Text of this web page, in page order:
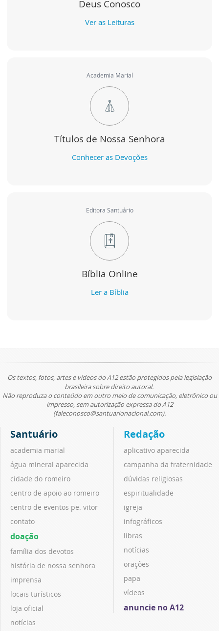
Deus Conosco
Ver as Leituras
Academia Marial
Títulos de Nossa Senhora
Conhecer as Devoções
Editora Santuário
Bíblia Online
Ler a Bíblia
Os textos, fotos, artes e vídeos do A12 estão protegidos pela legislação
brasileira sobre direito autoral.
Não reproduza o conteúdo em outro meio de comunicação, eletrônico ou
impresso, sem autorização expressa do A12
(faleconosco@santuarionacional.com).
Santuário
academia marial
água mineral aparecida
cidade do romeiro
centro de apoio ao romeiro
centro de eventos pe. vitor
contato
doação
família dos devotos
história de nossa senhora
imprensa
locais turísticos
loja oficial
notícias
Redação
aplicativo aparecida
campanha da fraternidade
dúvidas religiosas
espiritualidade
igreja
infográficos
libras
notícias
orações
papa
vídeos
anuncie no A12